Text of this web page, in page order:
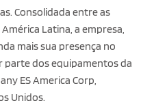
Consolidada entre as
Latina, a empresa,
mais sua presença no
parte dos equipamentos da
ES America Corp,
Unidos.